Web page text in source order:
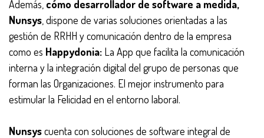
Además, cómo desarrollador de software a medida,
Nunsys , dispone de varias soluciones orientadas a las
gestión de RRHH y comunicación dentro de la empresa
como es Happydonia: La App que facilita la comunicación
interna y la integración digital del grupo de personas que
forman las Organizaciones. El mejor instrumento para
estimular la Felicidad en el entorno laboral.
Nunsyscuenta con soluciones de software integral de